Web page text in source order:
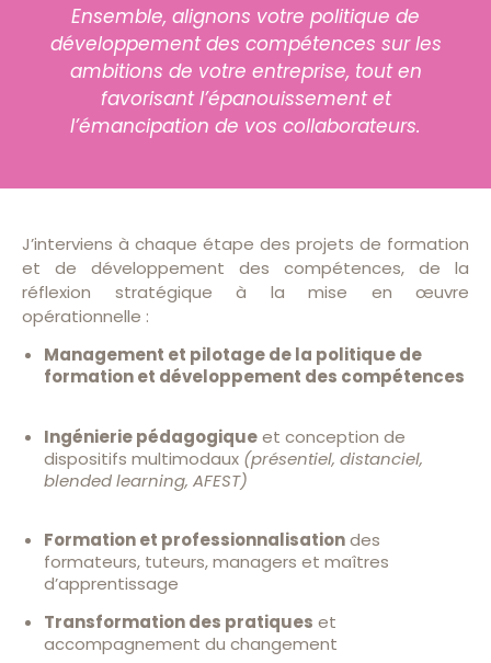
Ensemble, alignons votre politique de
développement des compétences sur les
ambitions de votre entreprise, tout en
favorisant l’épanouissement et
l’émancipation de vos collaborateurs.
J’interviens à chaque étape des projets de formation
et de développement des compétences, de la
réflexion stratégique à la mise en œuvre
opérationnelle :
Management et pilotage de la politique de
formation et développement des compétences
Ingénierie pédagogiqueet conception de
dispositifs multimodaux (présentiel, distanciel,
blended learning, AFEST)
Formation et professionnalisationdes
formateurs, tuteurs, managers et maîtres
d’apprentissage
Transformation des pratiques et
accompagnement du changement